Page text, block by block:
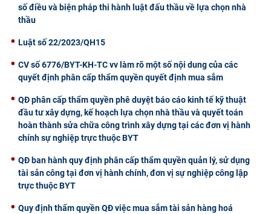
số điều và biện pháp thi hành luật đấu thầu về lựa chọn nhà
thầu
Luật số 22/2023/QH15
CV số 6776/BYT-KH-TC vv làm rõ một số nội dung của các
quyết định phân cấp thẩm quyền quyết định mua sắm
QĐ phân cấp thẩm quyền phê duyệt báo cáo kinh tế kỹ thuật
đầu tư xây dựng, kế hoạch lựa chọn nhà thầu và quyết toán
hoàn thành sửa chữa công trình xây dựng tại các đơn vị hành
chính sự nghiệp trực thuộc BYT
QĐ ban hành quy định phân cấp thẩm quyền quản lý, sử dụng
tài sản công tại đơn vị hành chính, đơn vị sự nghiệp công lập
trực thuộc BYT
Quy định thẩm quyền QĐ việc mua sắm tài sản hàng hoá